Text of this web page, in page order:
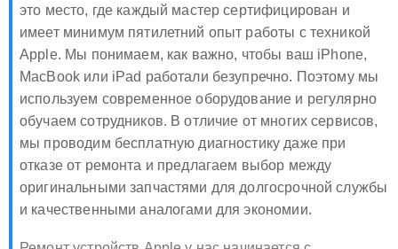
это место, где каждый мастер сертифицирован и
имеет минимум пятилетний опыт работы с техникой
Apple. Мы понимаем, как важно, чтобы ваш iPhone,
MacBook или iPad работали безупречно. Поэтому мы
используем современное оборудование и регулярно
обучаем сотрудников. В отличие от многих сервисов,
мы проводим бесплатную диагностику даже при
отказе от ремонта и предлагаем выбор между
оригинальными запчастями для долгосрочной службы
и качественными аналогами для экономии.